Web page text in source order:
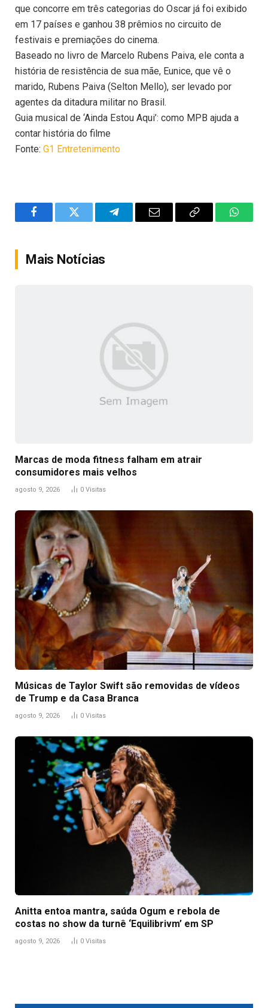
que concorre em três categorias do Oscar já foi exibido
em 17 países e ganhou 38 prêmios no circuito de
festivais e premiações do cinema.
Baseado no livro de Marcelo Rubens Paiva, ele conta a
história de resistência de sua mãe, Eunice, que vê o
marido, Rubens Paiva (Selton Mello), ser levado por
agentes da ditadura militar no Brasil.
Guia musical de ‘Ainda Estou Aqui’: como MPB ajuda a
contar história do filme
Fonte: G1 Entretenimento
FacebookTwitter TelegramEmail
Copy
Mais Notícias
Marcas de moda fitness falham em atrair
consumidores mais velhos
agosto 9, 2026 0 Visitas
Músicas de Taylor Swift são removidas de vídeos
de Trump e da Casa Branca
agosto 9, 2026 0 Visitas
Anitta entoa mantra, saúda Ogum e rebola de
costas no show da turnê ‘Equilibrivm’ em SP
agosto 9, 2026 0 Visitas